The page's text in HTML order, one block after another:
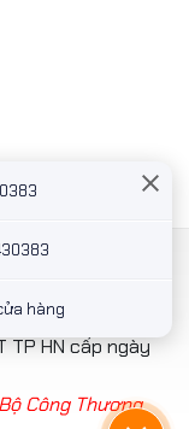
toán công ty
chỉ: Số 4, ngách
TP Hà Nội, Việt
TP HN cấp ngày
Công Thương
hàng